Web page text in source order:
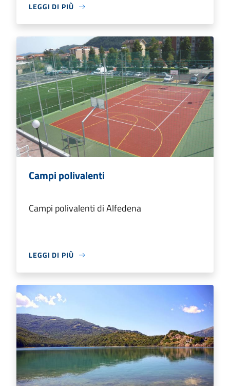
LEGGI DI PIÙ
Campi polivalenti
Campi polivalenti di Alfedena
LEGGI DI PIÙ